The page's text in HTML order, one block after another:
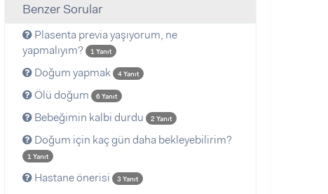
Benzer Sorular
Plasenta previa yaşıyorum, ne
yapmalıyım?
1 Yanıt
Doğum yapmak 4 Yanıt
Ölü doğum 6 Yanıt
Bebeğimin kalbi durdu 2 Yanıt
Doğum için kaç gün daha bekleyebilirim?
1 Yanıt
Hastane önerisi 3 Yanıt